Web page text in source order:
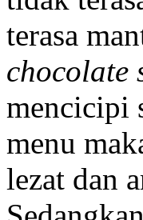
terasa
chocolate
mencicipi
menu
lezat dan